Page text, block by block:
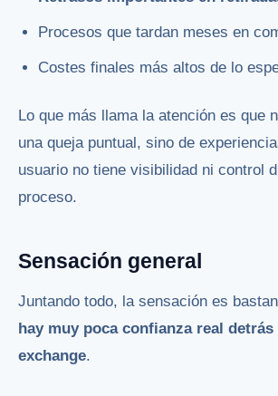
Procesos que tardan meses en
Costes finales más altos de lo
Lo que más llama la atención es que
una queja puntual, sino de
usuario no tiene visibilidad ni control
proceso.
Sensación general
Juntando todo, la sensación es
hay muy poca confianza real detrás
exchange.